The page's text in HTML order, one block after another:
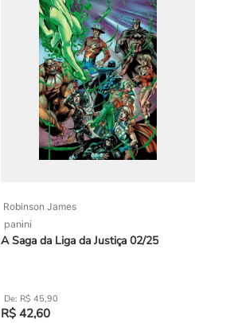
Robinson James
panini
A Saga da Liga da Justiça 02/25
R$ 45,90
R$ 42,60